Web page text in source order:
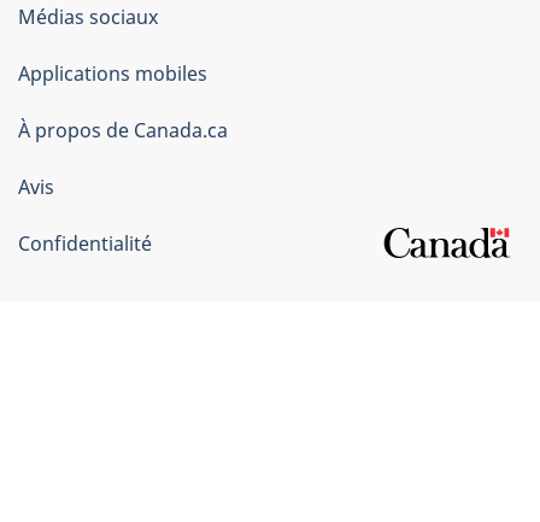
Organisation
du
gouvernement
du
Canada
Médias sociaux
Applications mobiles
À propos de Canada.ca
Avis
Confidentialité